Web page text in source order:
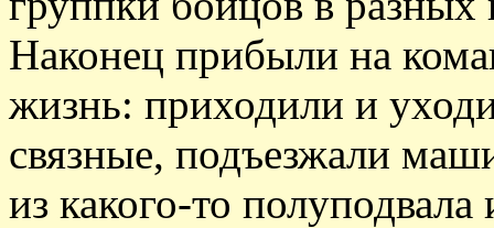
Наконец прибыли на
жизнь: приходили и
связные, подъезжали
из какого-то